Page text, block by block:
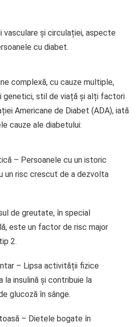
vasculare și circulației, aspecte
cu diabet.
complexă, cu cauze multiple,
stil de viață și alți factori
Americane de Diabet (ADA), iată
cauze ale diabetului:
– Persoanele cu un istoric
un risc crescut de a dezvolta
de greutate, în special
este un factor de risc major
2.
– Lipsa activității fizice
la insulină și contribuie la
glucoză în sânge.
– Dietele bogate în